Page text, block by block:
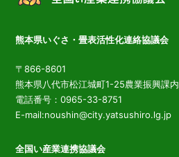
熊本県いぐさ・畳表活性化連絡協議会
〒866-8601
熊本県八代市松江城町1-25農業振興課内
電話番号：0965-33-8751
E-mail:noushin@city.yatsushiro.lg.jp
全国い産業連携協議会